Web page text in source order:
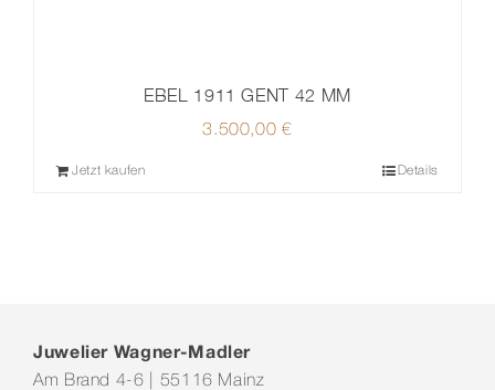
EBEL 1911 GENT 42 MM
3.500,00€
Jetzt kaufen Details
Juwelier Wagner-Madler
Am Brand 4-6 | 55116 Mainz